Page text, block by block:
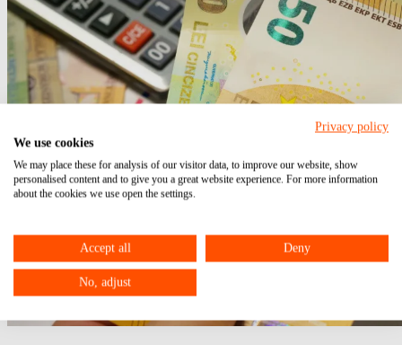
Privacy policy
We use cookies
We may place these for analysis of our visitor data, to improve our website, show
personalised content and to give you a great website experience. For more information
about the cookies we use open the settings.
Accept all Deny
No, adjust